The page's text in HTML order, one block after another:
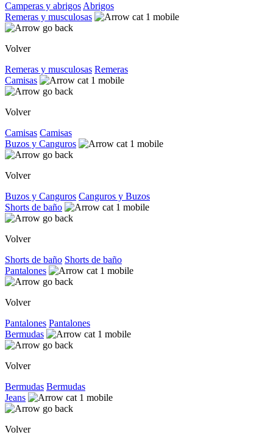
Camperas y abrigos Abrigos
Remeras y musculosas
Volver
Remeras y musculosas Remeras
Camisas
Volver
Camisas Camisas
Buzos y Canguros
Volver
Buzos y Canguros Canguros y Buzos
Shorts de baño
Volver
Shorts de baño Shorts de baño
Pantalones
Volver
Pantalones Pantalones
Bermudas
Volver
Bermudas Bermudas
Jeans
Volver